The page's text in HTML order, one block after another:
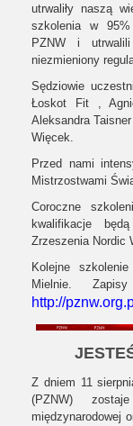
utrwaliły naszą
szkolenia w 95%
PZNW i
niezmieniony
Sędziowie
Łoskot Fit ,
Aleksandra
Więcek.
Przed nami
Mistrzostwami
Coroczne
kwalifikacje
Zrzeszenia Nordic
Kolejne
Mielnie.
http://
Z dniem 11
(PZNW)
międzynarodowej